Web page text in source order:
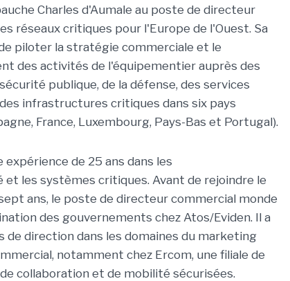
Charles d'Aumale au poste de directeur
réseaux critiques pour l'Europe de l'Ouest. Sa
piloter la stratégie commerciale et le
des activités de l'équipementier auprès des
publique, de la défense, des services
infrastructures critiques dans six pays
France, Luxembourg, Pays-Bas et Portugal).
expérience de 25 ans dans les
les systèmes critiques. Avant de rejoindre le
ans, le poste de directeur commercial monde
des gouvernements chez Atos/Eviden. Il a
direction dans les domaines du marketing
notamment chez Ercom, une filiale de
collaboration et de mobilité sécurisées.